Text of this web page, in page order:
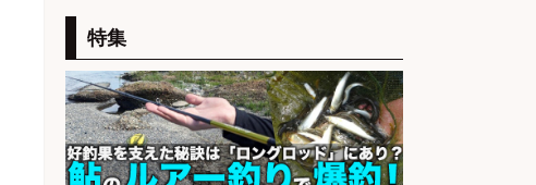
与/正社員登用あり
会社名 株式会社REnista
sponsored by 求人ボックス
釣り具のかんたん軽作業/高収入/交
特集